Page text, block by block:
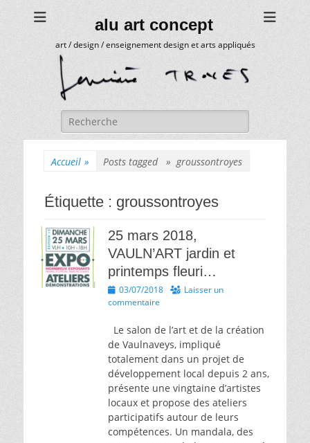
alu art concept
art / design / enseignement design et arts appliqués
Rechercher :
Accueil » Posts tagged »groussontroyes
Étiquette : groussontroyes
25 mars 2018,
VAULN’ART jardin et
printemps fleuri…
Posted
on
03/07/2018
Laisser un
commentaire
Le salon de l’art et de la création
de Vaulnaveys, impliqué
totalement dans un projet de
développement local depuis 2 ans,
présente une vingtaine d’artistes
locaux et propose des ateliers
participatifs autour de leurs
compétences. Un mandala, des